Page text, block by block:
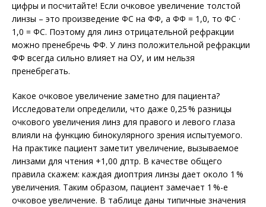
цифры и посчитайте! Если очковое увеличение толстой
линзы – это произведение ФС на ФФ, а ФФ = 1,0, то ФС ·
1,0 = ФС. Поэтому для линз отрицательной рефракции
можно пренебречь ФФ. У линз положительной рефракции
ФФ все­гда сильно влияет на ОУ, и им нельзя
пренебрегать.
Какое очковое увеличение заметно для пациента?
Исследователи определили, что даже 0,25 % разницы
очкового увеличения линз для правого и левого глаза
влияли на функцию бинокулярного зрения испытуемого.
На практике пациент заметит увеличение, вызываемое
линзами для чтения +1,00 дптр. В качестве общего
правила скажем: каждая диоптрия линзы дает около 1 %
увеличения. Таким образом, пациент замечает 1 %-е
очковое увеличение. В таблице даны типичные значения